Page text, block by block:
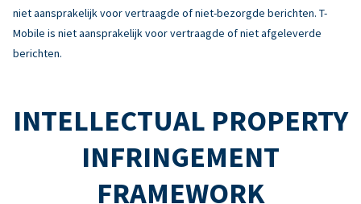
niet aansprakelijk voor vertraagde of niet-bezorgde berichten. T-
Mobile is niet aansprakelijk voor vertraagde of niet afgeleverde
berichten.
INTELLECTUAL PROPERTY
INFRINGEMENT
FRAMEWORK